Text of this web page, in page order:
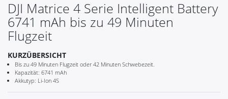
DJI Matrice 4 Serie Intelligent Battery
6741 mAh bis zu 49 Minuten
Flugzeit
KURZÜBERSICHT
Bis zu 49 Minuten Flugzeit oder 42 Minuten Schwebezeit.
Kapazität: 6741 mAh
Akkutyp: Li-Ion 4S